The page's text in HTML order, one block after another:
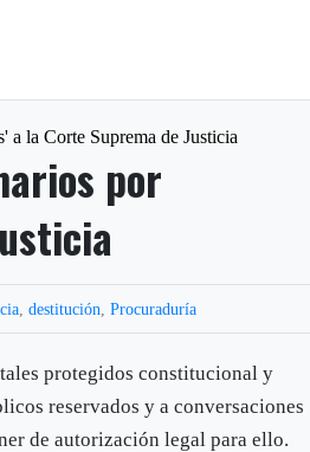
a la Corte Suprema de Justicia
por
,destitución ,Procuraduría
protegidos constitucional y
reservados y a conversaciones
de autorización legal para ello.